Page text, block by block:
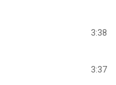
3:38
3:37